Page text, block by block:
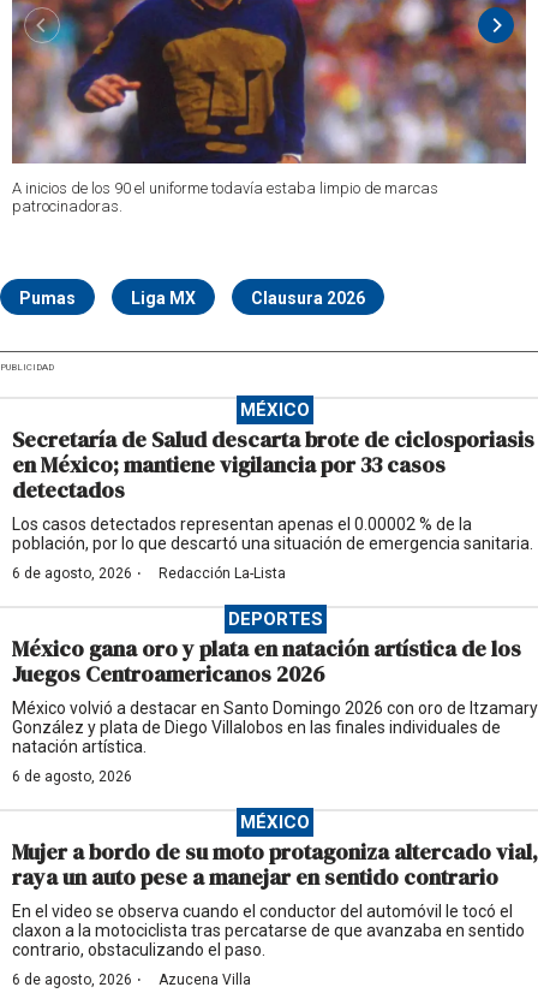
A inicios de los 90 el uniforme todavía estaba limpio de marcas
patrocinadoras.
Pumas Liga MX Clausura 2026
PUBLICIDAD
MÉXICO
Secretaría de Salud descarta brote de ciclosporiasis
en México; mantiene vigilancia por 33 casos
detectados
Los casos detectados representan apenas el 0.00002 % de la
población, por lo que descartó una situación de emergencia sanitaria.
6 de agosto, 2026 · Redacción La-Lista
DEPORTES
México gana oro y plata en natación artística de los
Juegos Centroamericanos 2026
México volvió a destacar en Santo Domingo 2026 con oro de Itzamary
González y plata de Diego Villalobos en las finales individuales de
natación artística.
6 de agosto, 2026
MÉXICO
Mujer a bordo de su moto protagoniza altercado vial,
raya un auto pese a manejar en sentido contrario
En el video se observa cuando el conductor del automóvil le tocó el
claxon a la motociclista tras percatarse de que avanzaba en sentido
contrario, obstaculizando el paso.
6 de agosto, 2026 · Azucena Villa